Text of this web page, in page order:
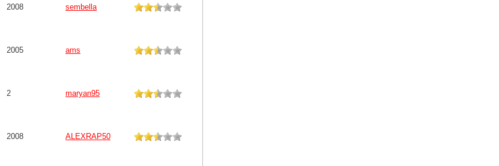
2008 sembella
2005 ams
2 maryan95
2008 ALEXRAP50